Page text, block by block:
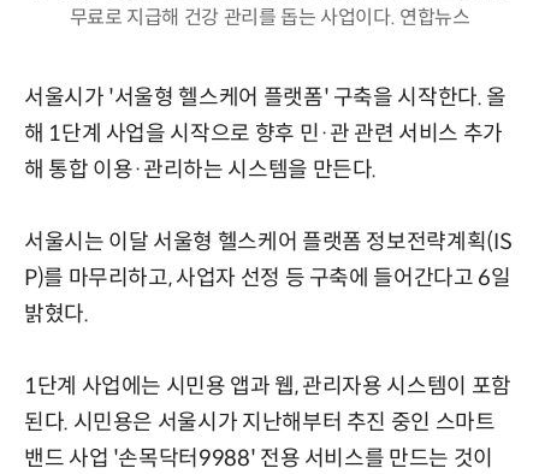
무료로 지급해 건강 관리를 돕는 사업이다. 연합뉴스
서울시가 '서울형 헬스케어 플랫폼' 구축을 시작한다. 올
해 1단계 사업을 시작으로 향후 민·관 관련 서비스 추가
해 통합 이용·관리하는 시스템을 만든다.
서울시는 이달 서울형 헬스케어 플랫폼 정보전략계획(IS
P)를 마무리하고, 사업자 선정 등 구축에 들어간다고 6일
밝혔다.
1단계 사업에는 시민용 앱과 웹, 관리자용 시스템이 포함
된다. 시민용은 서울시가 지난해부터 추진 중인 스마트
밴드 사업 '손목닥터9988' 전용 서비스를 만드는 것이